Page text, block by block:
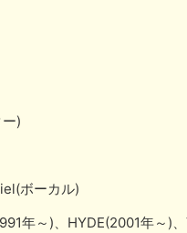
)
ボーカル)
年～)、HYDE(2001年～)